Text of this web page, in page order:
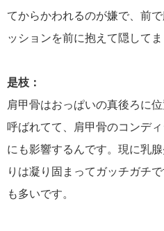
てからかわれるのが嫌で、前
ッションを前に抱えて隠してま
是枝：
肩甲骨はおっぱいの真後ろに
呼ばれてて、肩甲骨のコンデ
にも影響するんです。現に乳
りは凝り固まってガッチガチ
も多いです。